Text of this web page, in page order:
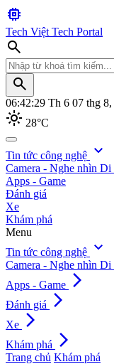
memory
Tech Việt Tech Portal
search
search
06:42:31 Th 6 07 thg 8,
light_mode 28°C
search
Tin tức công nghệ expand_more
Camera - Nghe nhìn Di
Apps - Game
Đánh giá
Xe
Khám phá
Menu
Tin tức công nghệ expand_more
Camera - Nghe nhìn Di
Apps - Game arrow_forward_ios
Đánh giá arrow_forward_ios
Xe arrow_forward_ios
Khám phá arrow_forward_ios
Trang chủ Khám phá